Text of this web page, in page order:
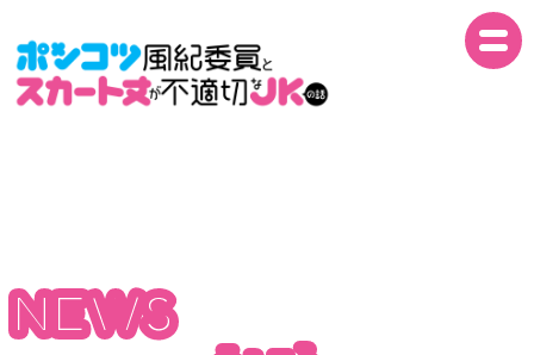
INTRO
NEWS